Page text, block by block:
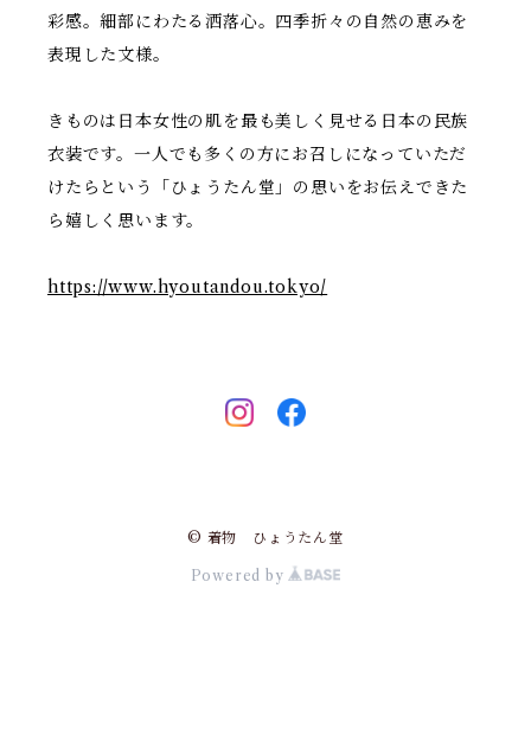
彩感。細部にわたる洒落心。四季折々の自然の恵みを
表現した文様。
きものは日本女性の肌を最も美しく見せる日本の民族
衣装です。一人でも多くの方にお召しになっていただ
けたらという「ひょうたん堂​」の思いをお伝えできた
ら嬉しく思います。
https://www.hyoutandou.tokyo/
© 着物 ひょうたん堂
Powered by